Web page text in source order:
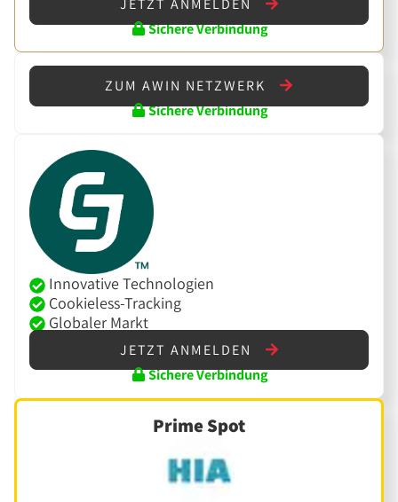
JETZT ANMELDEN
Sichere Verbindung
ZUM AWIN NETZWERK
Sichere Verbindung
Innovative Technologien
Cookieless-Tracking
Globaler Markt
JETZT ANMELDEN
Sichere Verbindung
Prime Spot